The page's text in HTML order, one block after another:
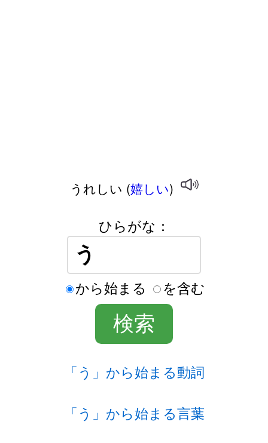
うれしい (嬉しい)
ひらがな：
から始まる を含む
「う」から始まる動詞
「う」から始まる言葉